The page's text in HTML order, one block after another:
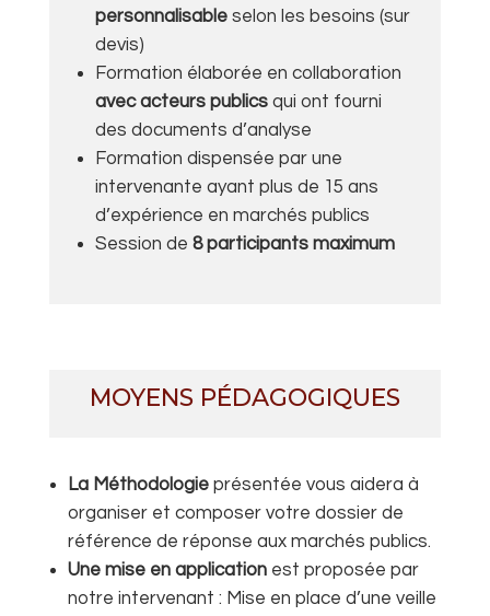
personnalisableselon les besoins (sur
devis)
Formation élaborée en collaboration
avec acteurs publicsqui ont fourni
des documents d’analyse
Formation dispensée par une
intervenante ayant plus de 15 ans
d’expérience en marchés publics
Session de 8 participants maximum
MOYENS PÉDAGOGIQUES
La Méthodologie présentée vous aidera à
organiser et composer votre dossier de
référence de réponse aux marchés publics.
Une mise en applicationest proposée par
notre intervenant : Mise en place d’une veille